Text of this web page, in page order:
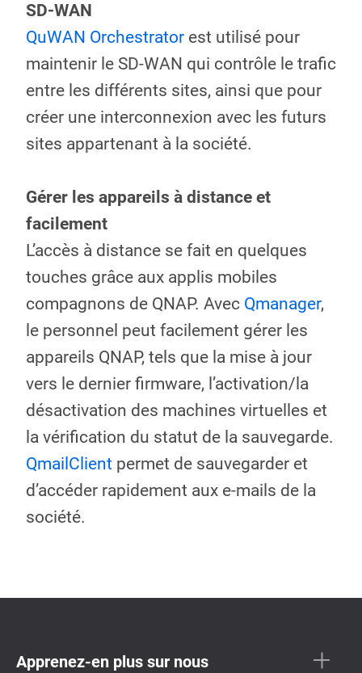
SD-WAN
QuWAN Orchestrator est utilisé pour
maintenir le SD-WAN qui contrôle le trafic
entre les différents sites, ainsi que pour
créer une interconnexion avec les futurs
sites appartenant à la société.
Gérer les appareils à distance et
facilement
L’accès à distance se fait en quelques
touches grâce aux applis mobiles
compagnons de QNAP. Avec Qmanager,
le personnel peut facilement gérer les
appareils QNAP, tels que la mise à jour
vers le dernier firmware, l’activation/la
désactivation des machines virtuelles et
la vérification du statut de la sauvegarde.
QmailClient permet de sauvegarder et
d’accéder rapidement aux e-mails de la
société.
Apprenez-en plus sur nous